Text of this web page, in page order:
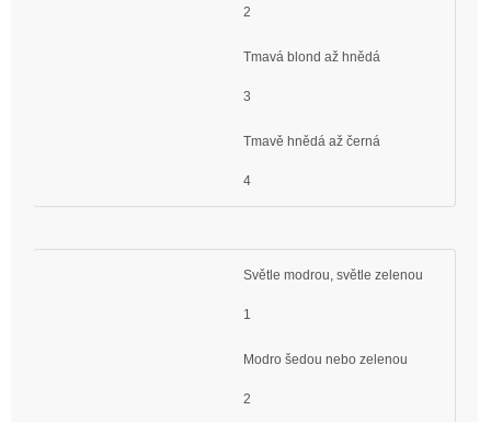
2
Tmavá blond až hnědá
3
Tmavě hnědá až černá
4
Světle modrou, světle zelenou
1
Modro šedou nebo zelenou
2